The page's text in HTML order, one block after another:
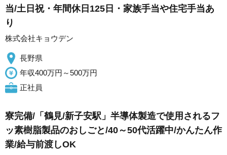
当/土日祝・年間休日125日・家族手当や住宅手当あ
り
株式会社キョウデン
長野県
年収400万円～500万円
正社員
寮完備/「鶴見/新子安駅」半導体製造で使用されるフ
ッ素樹脂製品のおしごと/40～50代活躍中/かんたん作
業/給与前渡しOK